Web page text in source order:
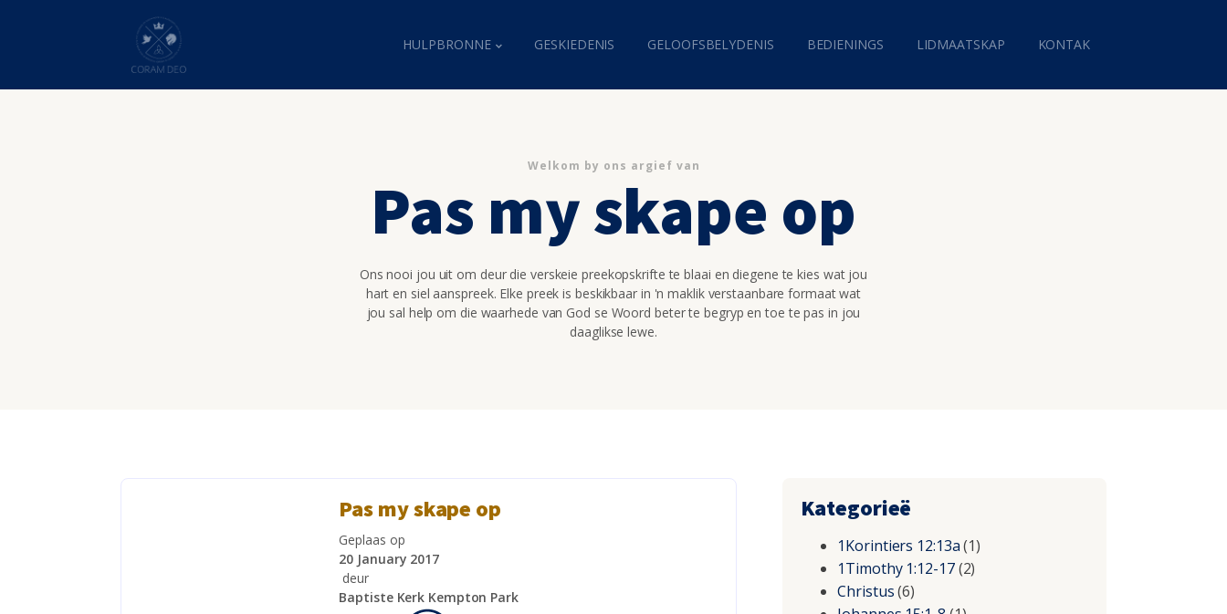
HULPBRONNE GESKIEDENIS GELOOFSBELYDENIS BEDIENINGS LIDMAATSKAP KONTAK
Welkom by ons argief van
Pas my skape op
Ons nooi jou uit om deur die verskeie preekopskrifte te blaai en diegene te kies wat jou
hart en siel aanspreek. Elke preek is beskikbaar in 'n maklik verstaanbare formaat wat
jou sal help om die waarhede van God se Woord beter te begryp en toe te pas in jou
daaglikse lewe.
Pas my skape op
Geplaas op
20 January 2017
deur
Baptiste Kerk Kempton Park
Kategorieë
1Korintiers 12:13a(1)
1Timothy 1:12-17(2)
Christus(6)